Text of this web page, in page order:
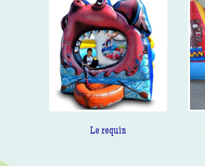
Le requin